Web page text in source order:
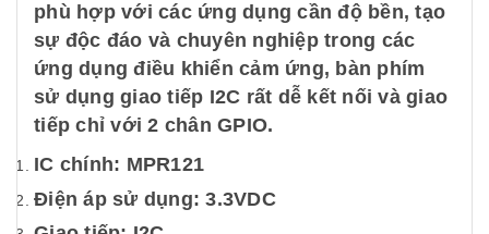
phù hợp với các ứng dụng cần độ bền, tạo
sự độc đáo và chuyên nghiệp trong các
ứng dụng điều khiển cảm ứng, bàn phím
sử dụng giao tiếp I2C rất dễ kết nối và giao
tiếp chỉ với 2 chân GPIO.
IC chính: MPR121
Điện áp sử dụng: 3.3VDC